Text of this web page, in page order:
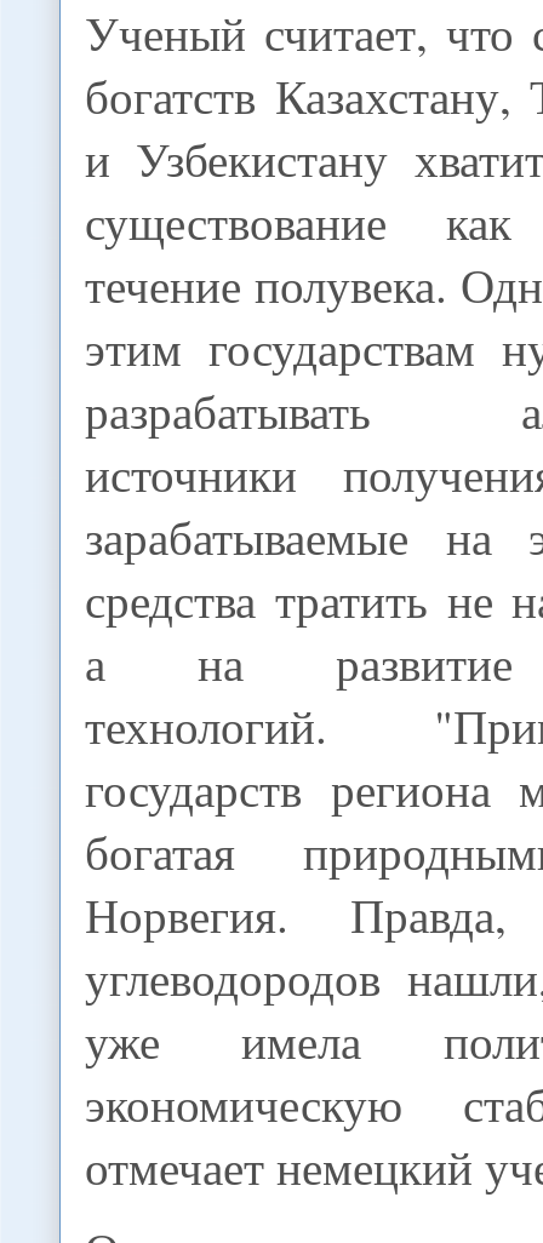
Ученый считает,
богатств
и Узбекистану
существование
течение полувека.
этим государствам
разрабатывать
источники
зарабатываемые на
средства тратить не
а на развитие
технологий.
государств региона
богатая
Норвегия.
углеводородов
уже имела
экономическую
отмечает немецкий